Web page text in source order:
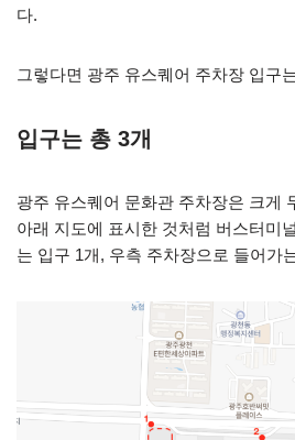
다.
그렇다면 광주 유스퀘어 주차장 입구
입구는 총 3개
광주 유스퀘어 문화관 주차장은 크게
아래 지도에 표시한 것처럼 버스터미
는 입구 1개, 우측 주차장으로 들어가